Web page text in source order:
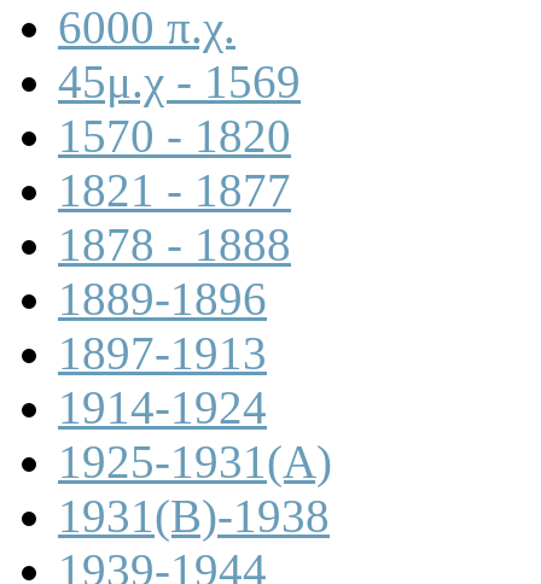
6000 π.χ.
45μ.χ - 1569
1570 - 1820
1821 - 1877
1878 - 1888
1889-1896
1897-1913
1914-1924
1925-1931(A)
1931(B)-1938
1939-1944